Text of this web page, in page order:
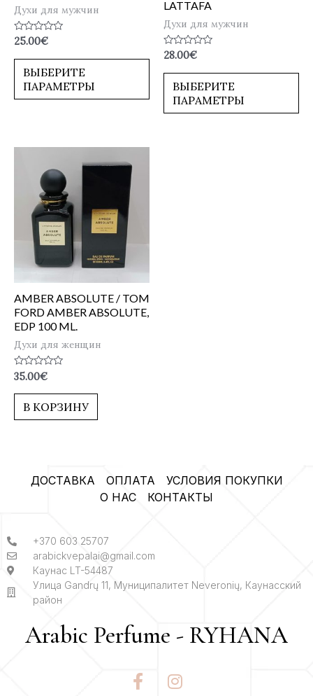
Духи для мужчин
Оценка
из
25.00€
ВЫБЕРИТЕ
ПАРАМЕТРЫ
LATTAFA
Духи для мужчин
Оценка
из
28.00€
ВЫБЕРИТЕ
ПАРАМЕТРЫ
AMBER ABSOLUTE / TOM
FORD AMBER ABSOLUTE,
EDP 100 ML.
Духи для женщин
Оценка
0
из
35.00€
В КОРЗИНУ
ДОСТАВКА ОПЛАТА
УСЛОВИЯ ПОКУПКИ
О НАС
КОНТАКТЫ
+370 603 25707
arabickvepalai@gmail.com
Каунас LT-54487
Улица Gandrų 11, Муниципалитет Neveronių, Каунасский
район
Arabic Perfume - RYHANA
F
a
I
n